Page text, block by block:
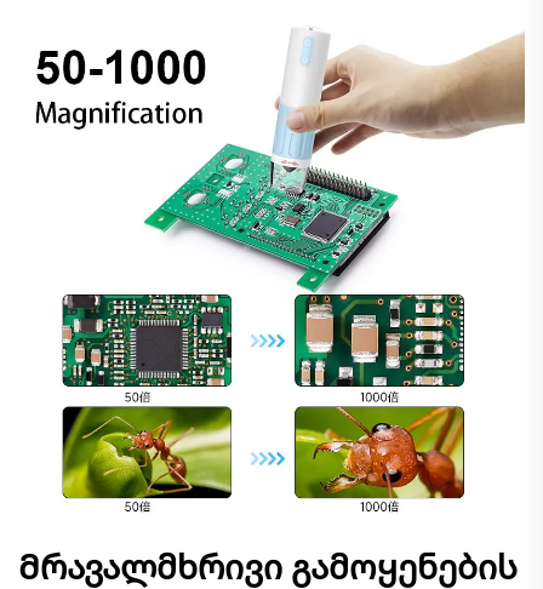
Მრავალმხრივი გამოყენების